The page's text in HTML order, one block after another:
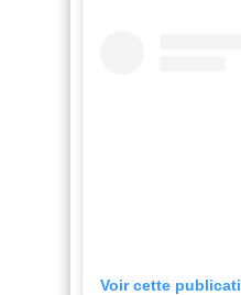
Voir cette